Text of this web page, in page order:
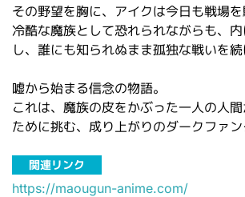
その野望を胸に、アイクは今日も戦場を
冷酷な魔族として恐れられながらも、
し、誰にも知られぬまま孤独な戦いを続
嘘から始まる信念の物語。
これは、魔族の皮をかぶった一人の人
ために挑む、成り上がりのダークファン
関連リンク
https://maougun-anime.com/